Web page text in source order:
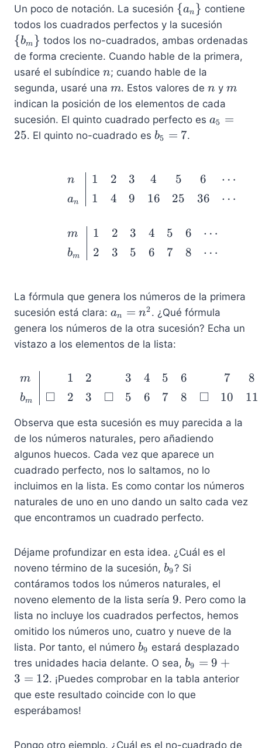
Un poco de notación. La sucesión \
{
a
_
n
\
}
{an } contiene
todos los cuadrados perfectos y la sucesión
{
b
\
}
{bm } todos los no-cuadrados, ambas ordenadas
de forma creciente. Cuando hable de la primera,
usaré el subíndice n
n; cuando hable de la
segunda, usaré una m
m. Estos valores de n
n y m
m
indican la posición de los elementos de cada
sucesión. El quinto cuadrado perfecto es a
a5 =
25. El quinto no-cuadrado es b
=
7
b5 = 7.
\begin{array}{l |
n
an
1
1
2
4
3
9
4
16
5
25
6
36
⋯
⋯
\begin{array}{l |
m
bm
1
2
2
3
3
5
4
6
5
7
6
8
⋯
⋯
La fórmula que genera los números de la primera
sucesión está clara: a
_
n
2
an = n2. ¿Qué fórmula
genera los números de la otra sucesión? Echa un
vistazo a los elementos de la lista:
\begin{array}{l |
m
bm □
1
2
2
3
□
3
5
4
6
5
7
6
8
□
7
10
8
11
Observa que esta sucesión es muy parecida a la
de los números naturales, pero añadiendo
algunos huecos. Cada vez que aparece un
cuadrado perfecto, nos lo saltamos, no lo
incluimos en la lista. Es como contar los números
naturales de uno en uno dando un salto cada vez
que encontramos un cuadrado perfecto.
Déjame profundizar en esta idea. ¿Cuál es el
noveno término de la sucesión, b
_
9
b9? Si
contáramos todos los números naturales, el
noveno elemento de la lista sería 9
9. Pero como la
lista no incluye los cuadrados perfectos, hemos
omitido los números uno, cuatro y nueve de la
lista. Por tanto, el número b
_
9
b9 estará desplazado
tres unidades hacia delante. O sea, b
_
9
b9 = 9 +
3 = 12. ¡Puedes comprobar en la tabla anterior
que este resultado coincide con lo que
esperábamos!
Pongo otro ejemplo. ¿Cuál es el no-cuadrado de